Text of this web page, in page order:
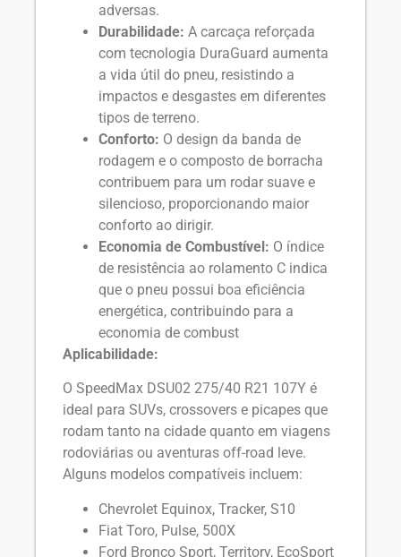
adversas.
Durabilidade: A carcaça reforçada
com tecnologia DuraGuard aumenta
a vida útil do pneu, resistindo a
impactos e desgastes em diferentes
tipos de terreno.
Conforto: O design da banda de
rodagem e o composto de borracha
contribuem para um rodar suave e
silencioso, proporcionando maior
conforto ao dirigir.
Economia de Combustível: O índice
de resistência ao rolamento C indica
que o pneu possui boa eficiência
energética, contribuindo para a
economia de combust
Aplicabilidade:
O SpeedMax DSU02 275/40 R21 107Y é
ideal para SUVs, crossovers e picapes que
rodam tanto na cidade quanto em viagens
rodoviárias ou aventuras off-road leve.
Alguns modelos compatíveis incluem:
Chevrolet Equinox, Tracker, S10
Fiat Toro, Pulse, 500X
Ford Bronco Sport, Territory, EcoSport